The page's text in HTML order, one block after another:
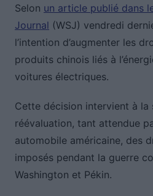
Selon un article publié dans
Journal (WSJ) vendredi
l’intention d’augmenter les
produits chinois liés à
voitures électriques.
Cette décision intervient à la
réévaluation, tant attendue
automobile américaine, des
imposés pendant la guerre
Washington et Pékin.